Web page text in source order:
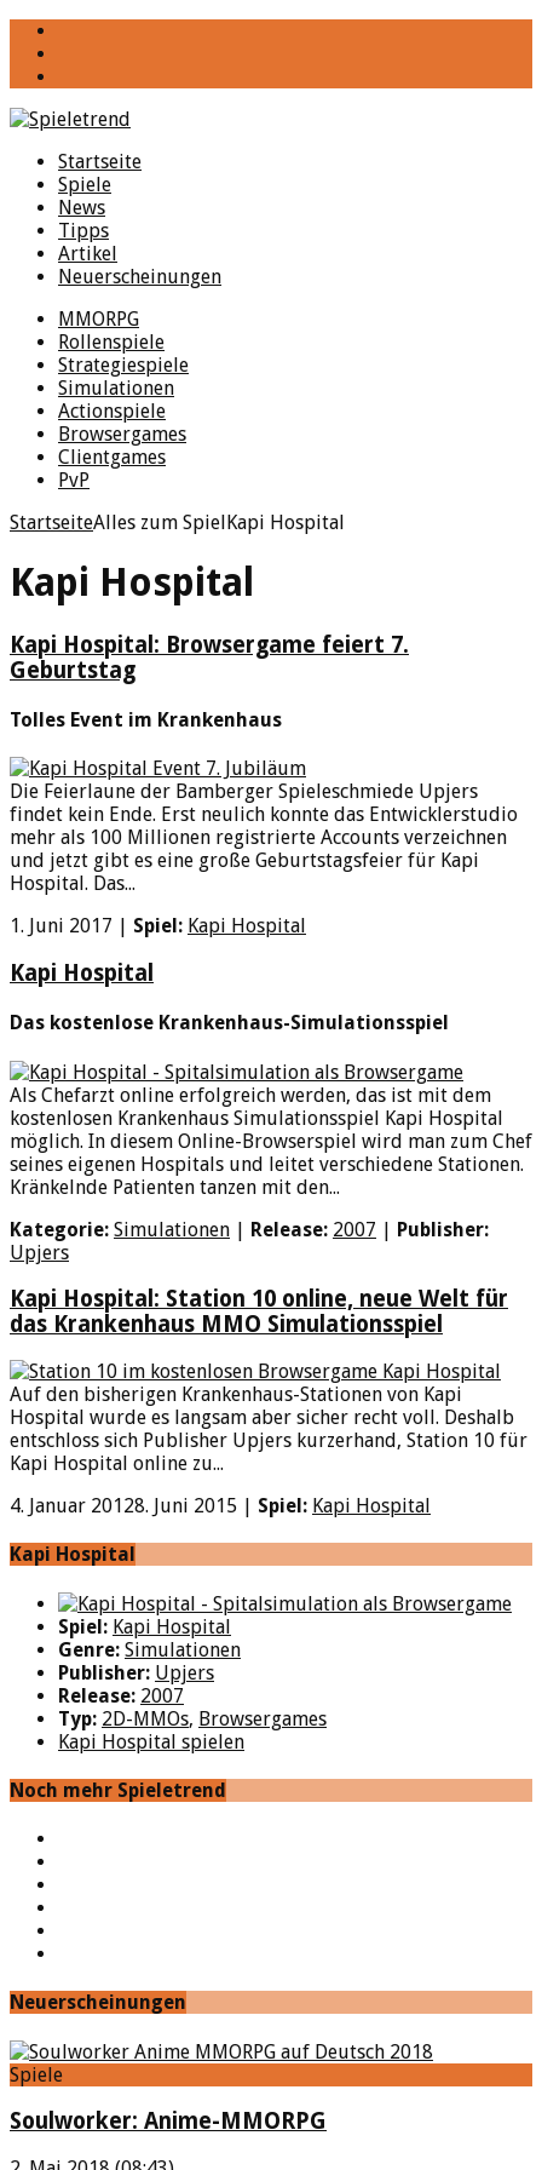
Startseite
Spiele
News
Tipps
Artikel
Neuerscheinungen
MMORPG
Rollenspiele
Strategiespiele
Simulationen
Actionspiele
Browsergames
Clientgames
PvP
StartseiteAlles zum SpielKapi Hospital
Kapi Hospital
Kapi Hospital: Browsergame feiert 7.
Geburtstag
Tolles Event im Krankenhaus
Die Feierlaune der Bamberger Spieleschmiede Upjers
findet kein Ende. Erst neulich konnte das Entwicklerstudio
mehr als 100 Millionen registrierte Accounts verzeichnen
und jetzt gibt es eine große Geburtstagsfeier für Kapi
Hospital. Das...
1. Juni 2017
Spiel: Kapi Hospital
Kapi Hospital
Das kostenlose Krankenhaus-Simulationsspiel
Als Chefarzt online erfolgreich werden, das ist mit dem
kostenlosen Krankenhaus Simulationsspiel Kapi Hospital
möglich. In diesem Online-Browserspiel wird man zum Chef
seines eigenen Hospitals und leitet verschiedene Stationen.
Kränkelnde Patienten tanzen mit den...
Kategorie: Simulationen | Release: 2007 | Publisher:
Upjers
Kapi Hospital: Station 10 online, neue Welt für
das Krankenhaus MMO Simulationsspiel
Auf den bisherigen Krankenhaus-Stationen von Kapi
Hospital wurde es langsam aber sicher recht voll. Deshalb
entschloss sich Publisher Upjers kurzerhand, Station 10 für
Kapi Hospital online zu...
4. Januar 20128. Juni 2015 | Spiel: Kapi Hospital
Kapi Hospital
Spiel: Kapi Hospital
Genre: Simulationen
Publisher: Upjers
Release: 2007
Typ: 2D-MMOs, Browsergames
Kapi Hospital spielen
Noch mehr Spieletrend
Neuerscheinungen
Spiele
Soulworker: Anime-MMORPG